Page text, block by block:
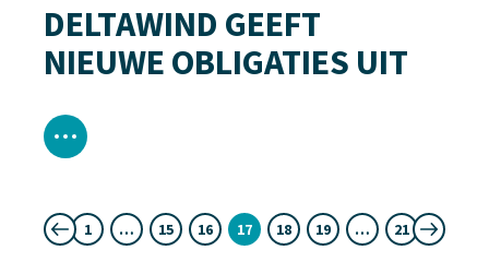
DELTAWIND GEEFT
NIEUWE OBLIGATIES UIT
1 … 15 16 17 18 19 … 21